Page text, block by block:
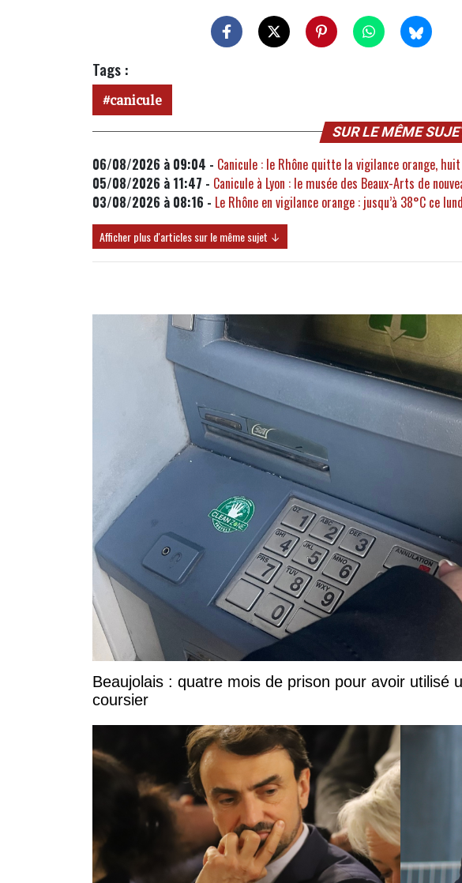
Tags :
canicule
SUR LE MÊME
06/08/2026 à 09:04 - Canicule : le Rhône quitte la vigilance orange,
05/08/2026 à 11:47 - Canicule à Lyon : le musée des Beaux-Arts de
03/08/2026 à 08:16 - Le Rhône en vigilance orange : jusqu’à 38°C ce
Afficher plus d'articles sur le même sujet ↓
Beaujolais : quatre mois de prison pour avoir utilisé
coursier